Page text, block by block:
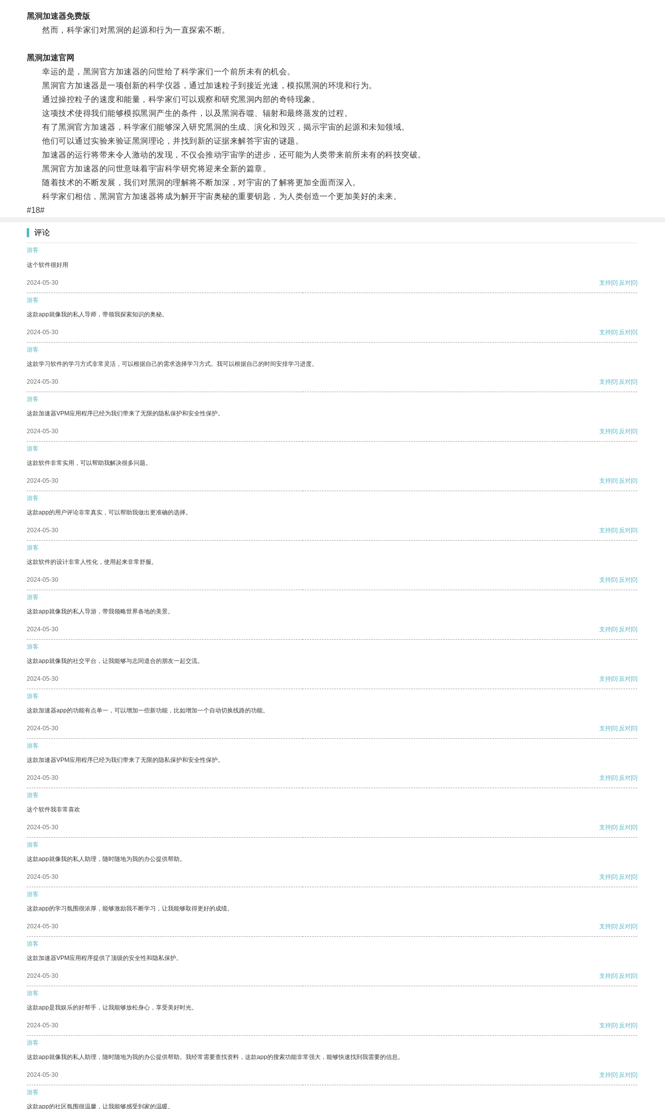
黑洞加速器免费版
然而，科学家们对黑洞的起源和行为一直探索不断。
黑洞加速官网
幸运的是，黑洞官方加速器的问世给了科学家们一个前所未有的机会。
黑洞官方加速器是一项创新的科学仪器，通过加速粒子到接近光速，模拟黑洞的环境和行为。
通过操控粒子的速度和能量，科学家们可以观察和研究黑洞内部的奇特现象。
这项技术使得我们能够模拟黑洞产生的条件，以及黑洞吞噬、辐射和最终蒸发的过程。
有了黑洞官方加速器，科学家们能够深入研究黑洞的生成、演化和毁灭，揭示宇宙的起源和未知领域。
他们可以通过实验来验证黑洞理论，并找到新的证据来解答宇宙的谜题。
加速器的运行将带来令人激动的发现，不仅会推动宇宙学的进步，还可能为人类带来前所未有的科技突破。
黑洞官方加速器的问世意味着宇宙科学研究将迎来全新的篇章。
随着技术的不断发展，我们对黑洞的理解将不断加深，对宇宙的了解将更加全面而深入。
科学家们相信，黑洞官方加速器将成为解开宇宙奥秘的重要钥匙，为人类创造一个更加美好的未来。
#18#
评论
游客
这个软件很好用
2024-05-30 支持[0] 反对[0]
游客
这款app就像我的私人导师，带领我探索知识的奥秘。
2024-05-30 支持[0] 反对[0]
游客
这款学习软件的学习方式非常灵活，可以根据自己的需求选择学习方式。我可以根据自己的时间安排学习进度。
2024-05-30 支持[0] 反对[0]
游客
这款加速器VPM应用程序已经为我们带来了无限的隐私保护和安全性保护。
2024-05-30 支持[0] 反对[0]
游客
这款软件非常实用，可以帮助我解决很多问题。
2024-05-30 支持[0] 反对[0]
游客
这款app的用户评论非常真实，可以帮助我做出更准确的选择。
2024-05-30 支持[0] 反对[0]
游客
这款软件的设计非常人性化，使用起来非常舒服。
2024-05-30 支持[0] 反对[0]
游客
这款app就像我的私人导游，带我领略世界各地的美景。
2024-05-30 支持[0] 反对[0]
游客
这款app就像我的社交平台，让我能够与志同道合的朋友一起交流。
2024-05-30 支持[0] 反对[0]
游客
这款加速器app的功能有点单一，可以增加一些新功能，比如增加一个自动切换线路的功能。
2024-05-30 支持[0] 反对[0]
游客
这款加速器VPM应用程序已经为我们带来了无限的隐私保护和安全性保护。
2024-05-30 支持[0] 反对[0]
游客
这个软件我非常喜欢
2024-05-30 支持[0] 反对[0]
游客
这款app就像我的私人助理，随时随地为我的办公提供帮助。
2024-05-30 支持[0] 反对[0]
游客
这款app的学习氛围很浓厚，能够激励我不断学习，让我能够取得更好的成绩。
2024-05-30 支持[0] 反对[0]
游客
这款加速器VPM应用程序提供了顶级的安全性和隐私保护。
2024-05-30 支持[0] 反对[0]
游客
这款app是我娱乐的好帮手，让我能够放松身心，享受美好时光。
2024-05-30 支持[0] 反对[0]
游客
这款app就像我的私人助理，随时随地为我的办公提供帮助。我经常需要查找资料，这款app的搜索功能非常强大，能够快速找到我需要的信息。
2024-05-30 支持[0] 反对[0]
游客
这款app的社区氛围很温馨，让我能够感受到家的温暖。